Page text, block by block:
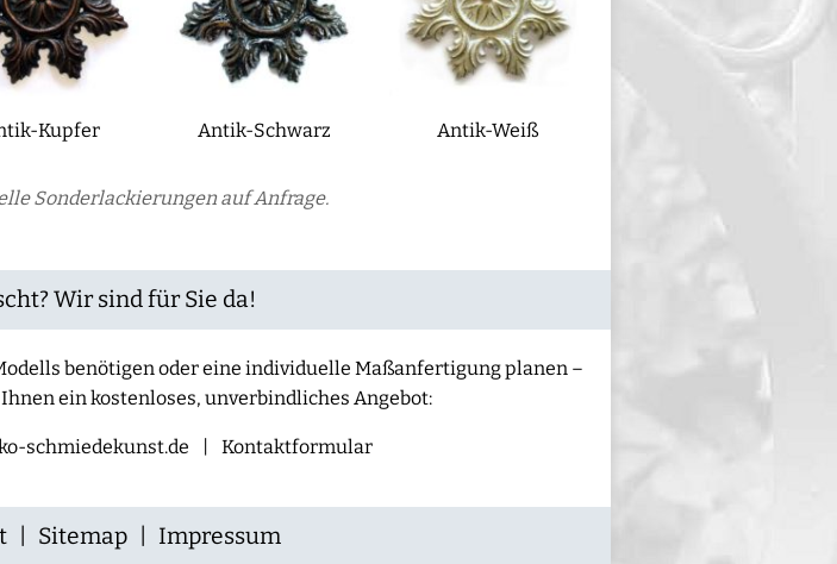
Kupfer Antik-Schwarz Antik-Weiß
Sonderlackierungen auf Anfrage.
Wir sind für Sie da!
benötigen oder eine individuelle Maßanfertigung planen –
ein kostenloses, unverbindliches Angebot:
schmiedekunst.de | Kontaktformular
| Sitemap| Impressum